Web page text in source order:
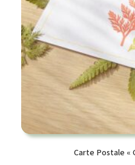
Carte Postale «